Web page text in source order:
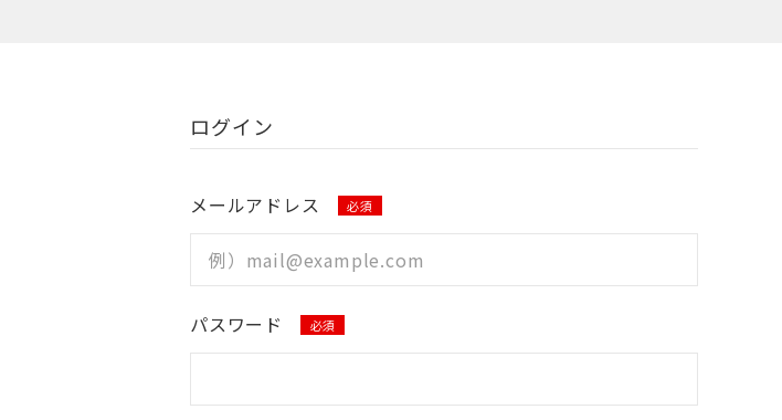
ログイン
メールアドレス 必須
パスワード 必須